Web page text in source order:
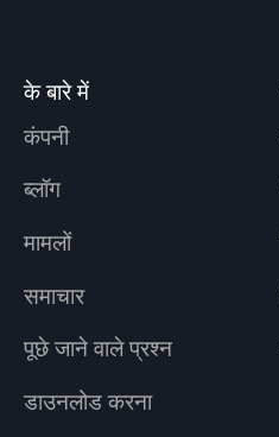
के बारे में
कंपनी
ब्लॉग
मामलों
समाचार
पूछे जाने वाले प्रश्न
डाउनलोड करना